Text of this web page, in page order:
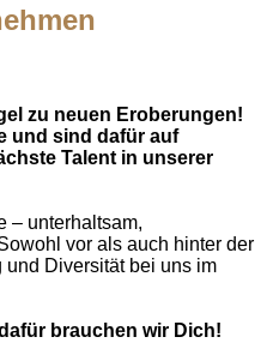
zu neuen Eroberungen!
und sind dafür auf
Talent in unserer
– unterhaltsam,
vor als auch hinter der
Diversität bei uns im
brauchen wir Dich!